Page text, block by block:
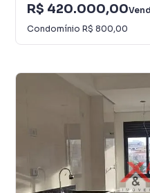
R$ 420.000,00
Condomínio R$ 800,00